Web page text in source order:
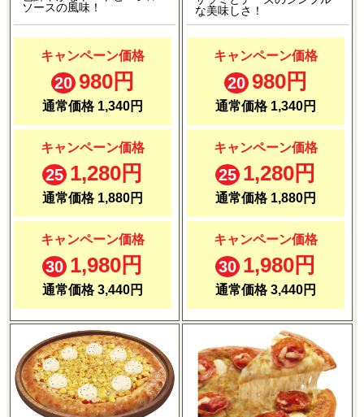
ソースの風味！
キャンペーン価格
20 980円
通常価格 1,340円
キャンペーン価格
25 1,280円
通常価格 1,880円
キャンペーン価格
30 1,980円
通常価格 3,440円
な美味しさ！
キャンペーン価格
20 980円
通常価格 1,340円
キャンペーン価格
25 1,280円
通常価格 1,880円
キャンペーン価格
30 1,980円
通常価格 3,440円